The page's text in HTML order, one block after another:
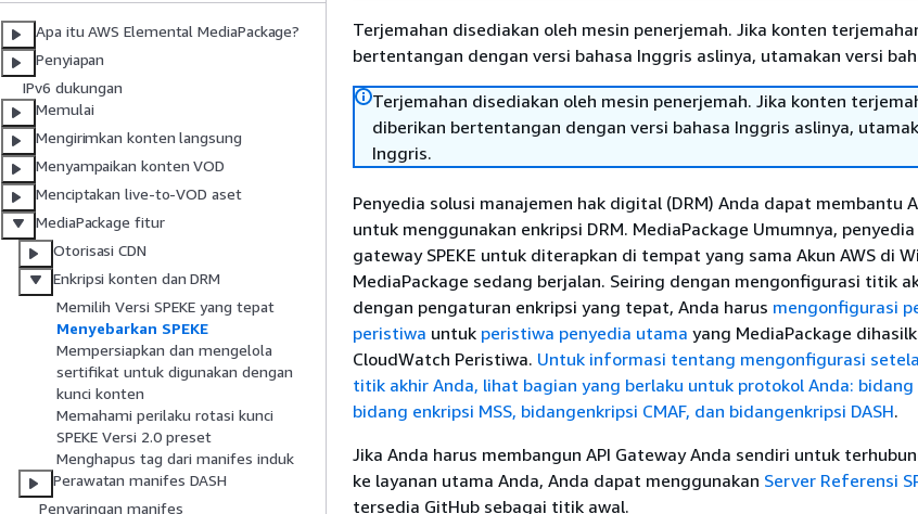
Apa itu AWS Elemental MediaPackage?
Penyiapan
IPv6 dukungan
Memulai
Mengirimkan konten langsung
Menyampaikan konten VOD
Menciptakan live-to-VOD aset
MediaPackage fitur
Otorisasi CDN
Enkripsi konten dan DRM
Memilih Versi SPEKE yang tepat
Menyebarkan SPEKE
Mempersiapkan dan mengelola
sertifikat untuk digunakan dengan
kunci konten
Memahami perilaku rotasi kunci
SPEKE Versi 2.0 preset
Menghapus tag dari manifes induk
Perawatan manifes DASH
Penyaringan manifes
Terjemahan disediakan oleh mesin penerjemah. Jika konten
bertentangan dengan versi bahasa Inggris aslinya, utamakan versi
Terjemahan disediakan oleh mesin penerjemah. Jika konten
diberikan bertentangan dengan versi bahasa Inggris aslinya,
Inggris.
Penyedia solusi manajemen hak digital (DRM) Anda dapat membantu
untuk menggunakan enkripsi DRM. MediaPackage Umumnya,
gateway SPEKE untuk diterapkan di tempat yang sama Akun AWS di
MediaPackage sedang berjalan. Seiring dengan mengonfigurasi titik
dengan pengaturan enkripsi yang tepat, Anda harus mengonfigurasi
peristiwa untuk peristiwa penyedia utama yang MediaPackage
CloudWatch Peristiwa. Untuk informasi tentang mengonfigurasi
titik akhir Anda, lihat bagian yang berlaku untuk protokol Anda: bidang
bidang enkripsi MSS, bidangenkripsi CMAF, dan bidangenkripsi DASH.
Jika Anda harus membangun API Gateway Anda sendiri untuk
ke layanan utama Anda, Anda dapat menggunakan Server Referensi
tersedia GitHub sebagai titik awal.